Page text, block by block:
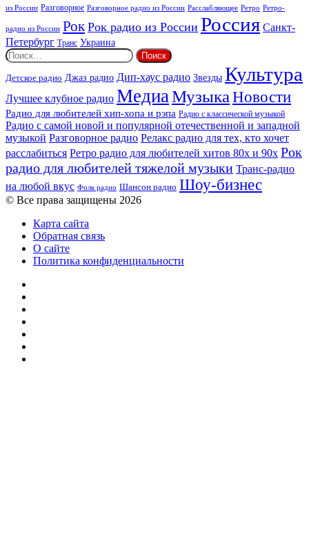
из России Разговорное Разговорное радио из России Расслабляющее Ретро Ретро-
радио из России Рок Рок радио из России Россия Санкт-
Петербург Транс Украина
Найти:
Детское радио Джаз радио Дип-хаус радио Звезды Культура
Лучшее клубное радио МедиаМузыкаНовости
Радио для любителей хип-хопа и рэпа Радио с классической музыкой
Радио с самой новой и популярной отечественной и западной
музыкой Разговорное радио Релакс радио для тех, кто хочет
расслабиться Ретро радио для любителей хитов 80х и 90х Рок
радио для любителей тяжелой музыки Транс-радио
на любой вкус Фолк радио Шансон радио Шоу-бизнес
© Все права защищены 2026
Карта сайта
Обратная связь
О сайте
Политика конфиденциальности